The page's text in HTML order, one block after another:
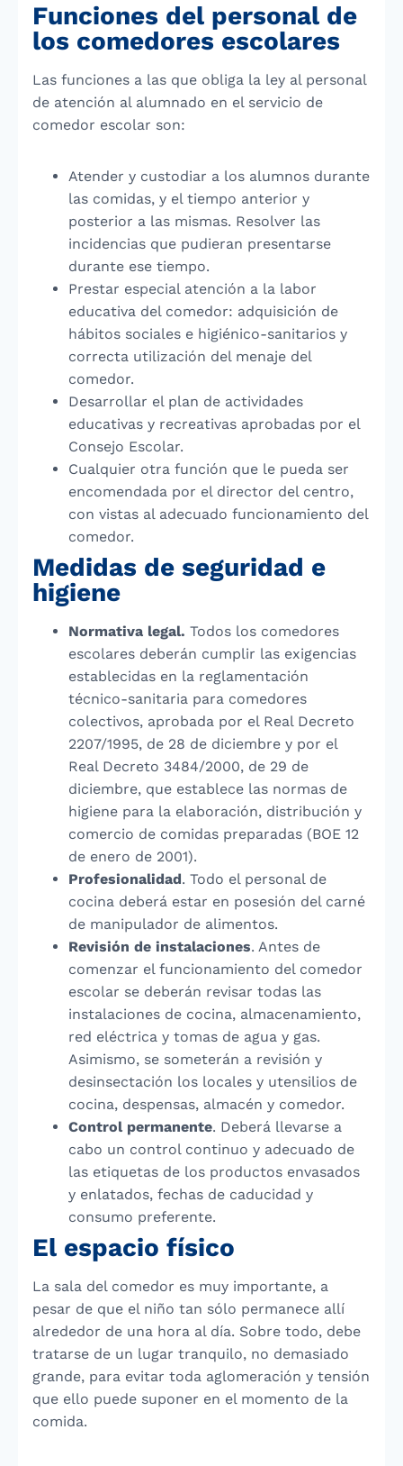
Funciones del personal de
los comedores escolares
Las funciones a las que obliga la ley al personal
de atención al alumnado en el servicio de
comedor escolar son:
Atender y custodiar a los alumnos durante
las comidas, y el tiempo anterior y
posterior a las mismas. Resolver las
incidencias que pudieran presentarse
durante ese tiempo.
Prestar especial atención a la labor
educativa del comedor: adquisición de
hábitos sociales e higiénico-sanitarios y
correcta utilización del menaje del
comedor.
Desarrollar el plan de actividades
educativas y recreativas aprobadas por el
Consejo Escolar.
Cualquier otra función que le pueda ser
encomendada por el director del centro,
con vistas al adecuado funcionamiento del
comedor.
Medidas de seguridad e
higiene
Normativa legal. Todos los comedores
escolares deberán cumplir las exigencias
establecidas en la reglamentación
técnico-sanitaria para comedores
colectivos, aprobada por el Real Decreto
2207/1995, de 28 de diciembre y por el
Real Decreto 3484/2000, de 29 de
diciembre, que establece las normas de
higiene para la elaboración, distribución y
comercio de comidas preparadas (BOE 12
de enero de 2001).
Profesionalidad. Todo el personal de
cocina deberá estar en posesión del carné
de manipulador de alimentos.
Revisión de instalaciones. Antes de
comenzar el funcionamiento del comedor
escolar se deberán revisar todas las
instalaciones de cocina, almacenamiento,
red eléctrica y tomas de agua y gas.
Asimismo, se someterán a revisión y
desinsectación los locales y utensilios de
cocina, despensas, almacén y comedor.
Control permanente. Deberá llevarse a
cabo un control continuo y adecuado de
las etiquetas de los productos envasados
y enlatados, fechas de caducidad y
consumo preferente.
El espacio físico
La sala del comedor es muy importante, a
pesar de que el niño tan sólo permanece allí
alrededor de una hora al día. Sobre todo, debe
tratarse de un lugar tranquilo, no demasiado
grande, para evitar toda aglomeración y tensión
que ello puede suponer en el momento de la
comida.